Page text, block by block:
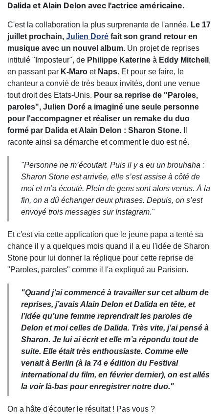
Dalida et Alain Delon avec l'actrice américaine.
C'est la collaboration la plus surprenante de l'année. Le 17
juillet prochain, Julien Doré fait son grand retour en
musique avec un nouvel album. Un projet de reprises
intitulé "Imposteur", de Philippe Katerine à Eddy Mitchell ,
en passant par K-Maro etNaps. Et pour se faire, le
chanteur a convié de très beaux invités, dont une venue
tout droit des Etats-Unis. Pour sa reprise de "Paroles,
paroles", Julien Doré a imaginé une seule personne
pour l'accompagner et réaliser un remake du duo
formé par Dalida et Alain Delon : Sharon Stone.
raconte ainsi sa démarche et comment le duo est né.
"Personne ne m’écoutait. Puis il y a eu un brouhaha :
Sharon Stone est arrivée, elle s’est assise à côté de
moi et m’a écouté. Plein de gens sont alors venus. À la
fin, on a dû échanger deux phrases. Depuis, on s’est
envoyé trois messages sur Instagram."
Et c'est via cette application que le jeune papa a tenté sa
chance il y a quelques mois quand il a eu l'idée de Sharon
Stone pour lui donner la réplique pour cette reprise de
"Paroles, paroles" comme il l'a expliqué au Parisien.
"Quand j’ai commencé à travailler sur cet album de
reprises, j’avais Alain Delon et Dalida en tête, et
l’idée qu’une femme reprendrait les paroles de
Delon et moi celles de Dalida. Très vite, j’ai pensé à
Sharon. Je lui ai écrit et elle m’a répondu tout de
suite. Elle était très enthousiaste. Comme elle
venait à Berlin (à la 74 e édition du Festival
international du film, en février dernier), on est allés
la voir là-bas pour enregistrer notre duo."
On a hâte d'écouter le résultat ! Pas vous ?